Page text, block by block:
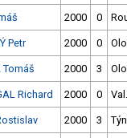
2000 0
Petr 2000 0
Tomáš 2000 3
Richard 2000 0
2000 3